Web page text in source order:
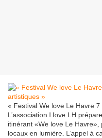
« Festival We love Le Havre
L’association I love LH
itinérant «We love Le Havre»,
locaux en lumière. L’appel à